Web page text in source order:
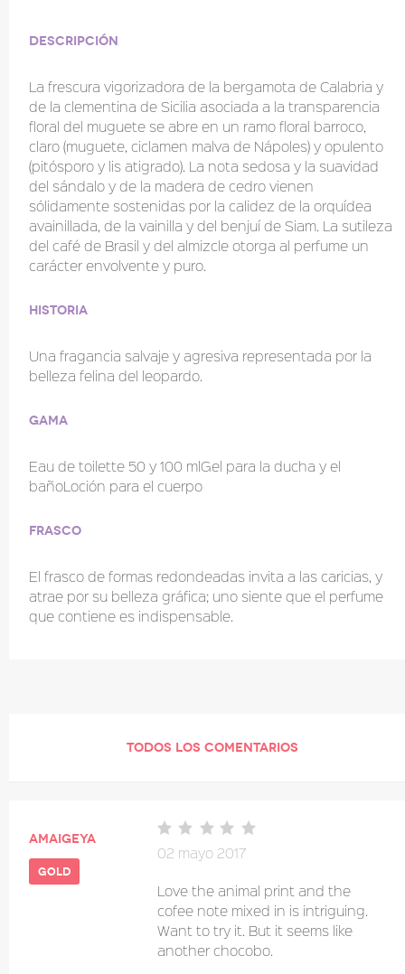
Descripción
La frescura vigorizadora de la bergamota de Calabria y
de la clementina de Sicilia asociada a la transparencia
floral del muguete se abre en un ramo floral barroco,
claro (muguete, ciclamen malva de Nápoles) y opulento
(pitósporo y lis atigrado). La nota sedosa y la suavidad
del sándalo y de la madera de cedro vienen
sólidamente sostenidas por la calidez de la orquídea
avainillada, de la vainilla y del benjuí de Siam. La sutileza
del café de Brasil y del almizcle otorga al perfume un
carácter envolvente y puro.
Historia
Una fragancia salvaje y agresiva representada por la
belleza felina del leopardo.
Gama
Eau de toilette 50 y 100 mlGel para la ducha y el
bañoLoción para el cuerpo
Frasco
El frasco de formas redondeadas invita a las caricias, y
atrae por su belleza gráfica; uno siente que el perfume
que contiene es indispensable.
TODOS LOS COMENTARIOS
amaigeya
gold
02 mayo 2017
Love the animal print and the
cofee note mixed in is intriguing.
Want to try it. But it seems like
another chocobo.